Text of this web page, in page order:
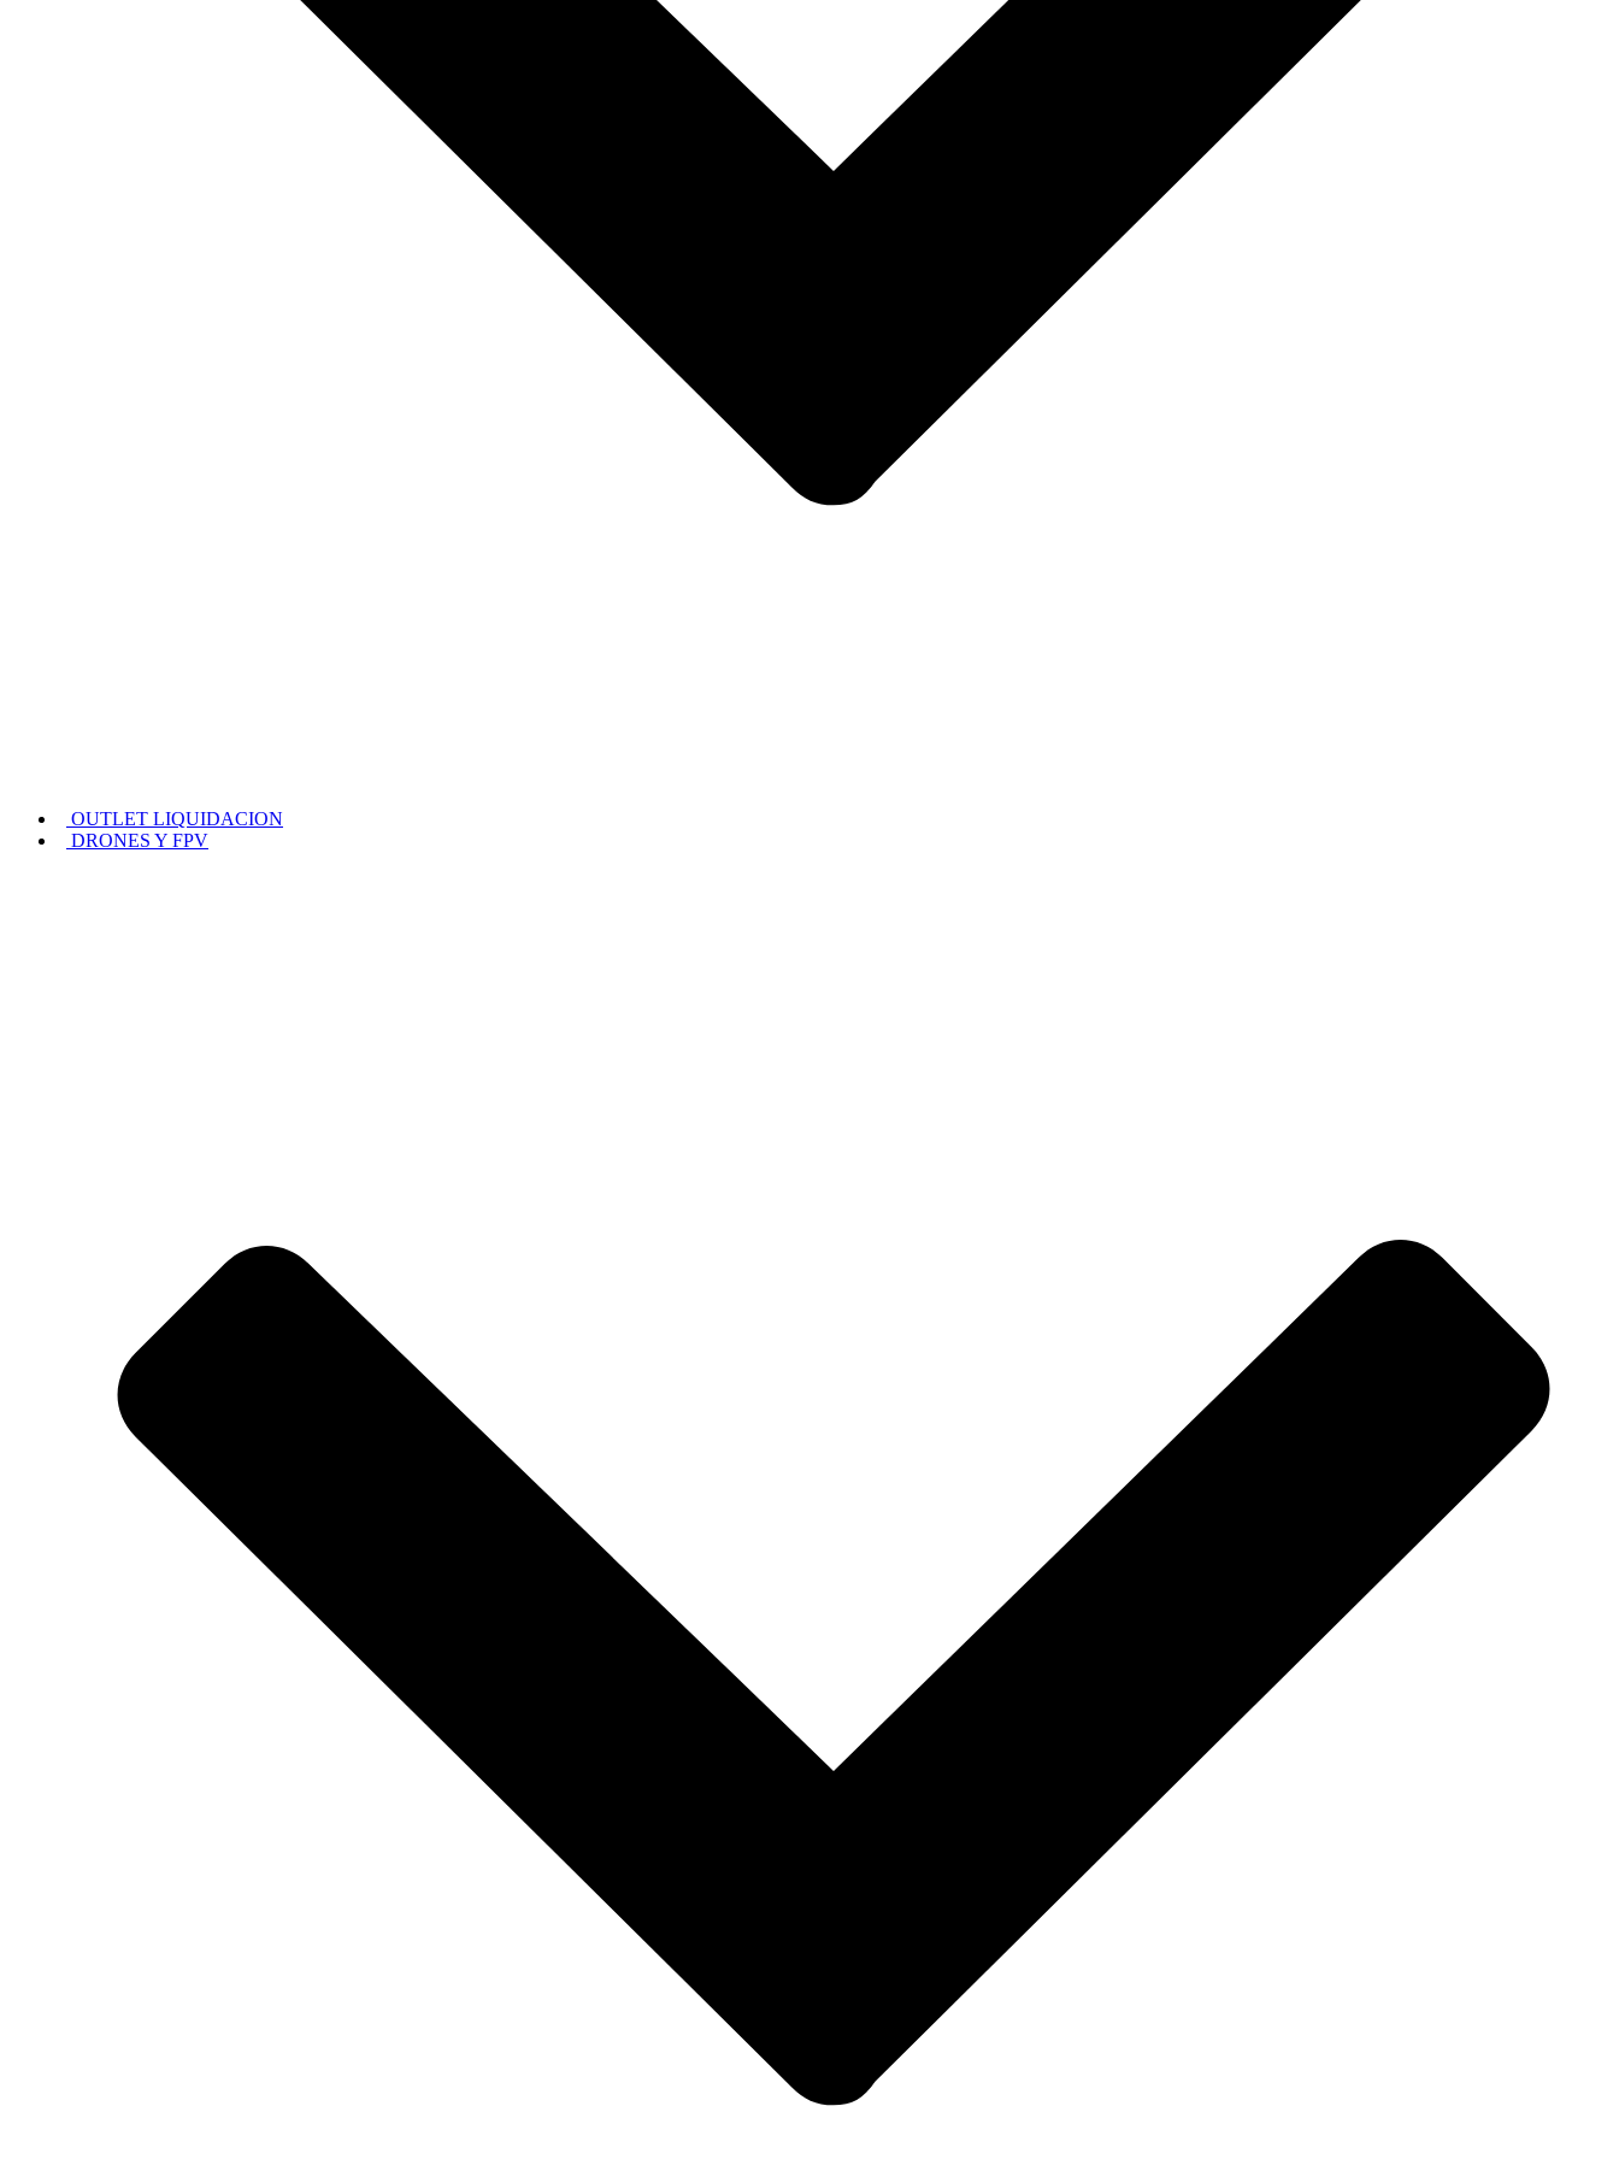
OUTLET LIQUIDACION
DRONES Y FPV